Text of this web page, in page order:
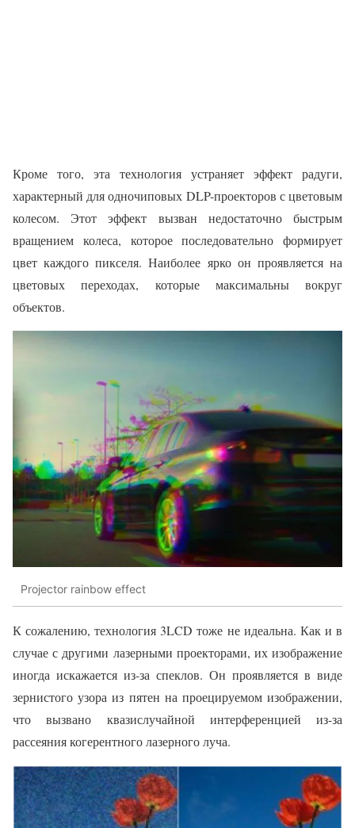
Кроме того, эта технология устраняет эффект радуги,
характерный для одночиповых DLP-проекторов с цветовым
колесом. Этот эффект вызван недостаточно быстрым
вращением колеса, которое последовательно формирует
цвет каждого пикселя. Наиболее ярко он проявляется на
цветовых переходах, которые максимальны вокруг
объектов.
Projector rainbow effect
К сожалению, технология 3LCD тоже не идеальна. Как и в
случае с другими лазерными проекторами, их изображение
иногда искажается из-за спеклов. Он проявляется в виде
зернистого узора из пятен на проецируемом изображении,
что вызвано квазислучайной интерференцией из-за
рассеяния когерентного лазерного луча.